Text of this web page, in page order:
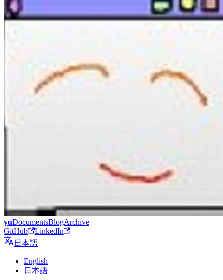
yuDocumentsBlogArchive
GitHub
LinkedIn
日本語
English
日本語